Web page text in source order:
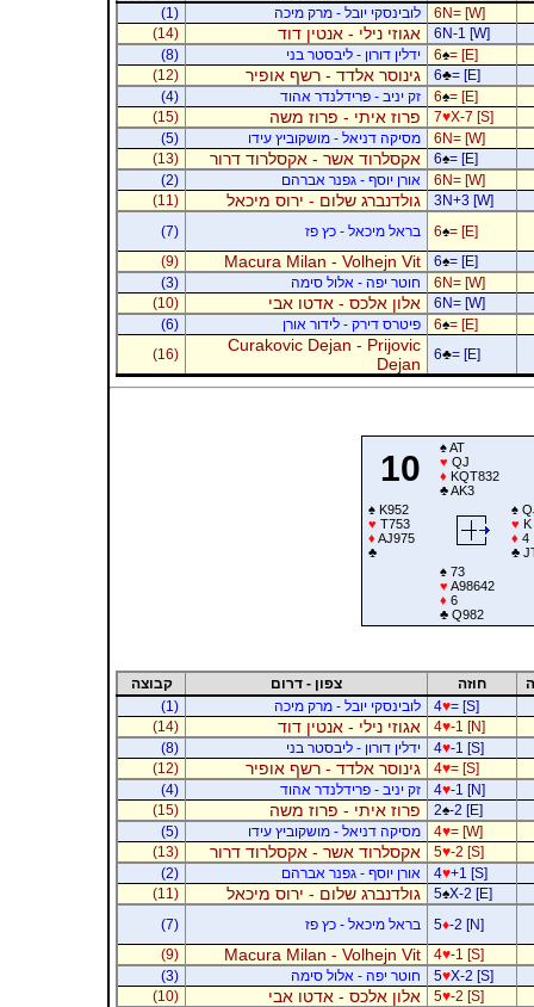
6N= [W]
לובינסקי יובל - מרק מיכה
(1)
6N-1 [W]
אגוזי נילי - אנטין דוד
(14)
6♠= [E] ידלין דורון - ליבסטר בני
(8)
6♣= [E] גינוסר אלדד - רשף אופיר
(12)
6♠= [E] זק יניב - פרידלנדר אהוד
(4)
7♥X-7 [S] פרוז איתי - פרוז משה
(15)
6N= [W]
מסיקה דניאל - מושקוביץ עידו
(5)
6♠= [E] אקסלרוד אשר - אקסלרוד דרור
(13)
6N= [W]
אורן יוסף - גפנר אברהם
(2)
3N+3 [W]
גולדנברג שלום - ירוס מיכאל
(11)
6♠= [E] בראל מיכאל - כץ פז
(7)
6♠= [E]
Macura Milan - Volhejn Vit
(9)
6N= [W]
חוטר יפה - אלול סימה
(3)
6N= [W]
אלון אלכס - אדטו אבי
(10)
6♠= [E] פיטרס דירק - לידור אורן
(6)
6♣= [E]
Curakovic Dejan - Prijovic
Dejan
(16)
10
♠AT
♥ QJ
♦ KQT832
♣AK3
♠K952
♥ T753
♦ AJ975
♣
♠
♥ K
♦ 4
♣
♠73
♥ A98642
♦ 6
♣Q982
חוזה צפון - דרום
קבוצה
4♥= [S] לובינסקי יובל - מרק מיכה
(1)
4♥-1 [N] אגוזי נילי - אנטין דוד
(14)
4♥-1 [S] ידלין דורון - ליבסטר בני
(8)
4♥= [S] גינוסר אלדד - רשף אופיר
(12)
4♥-1 [N] זק יניב - פרידלנדר אהוד
(4)
2♠-2 [E] פרוז איתי - פרוז משה
(15)
4♥= [W] מסיקה דניאל - מושקוביץ עידו
(5)
5♥-2 [S] אקסלרוד אשר - אקסלרוד דרור
(13)
4♥+1 [S] אורן יוסף - גפנר אברהם
(2)
5♠X-2 [E] גולדנברג שלום - ירוס מיכאל
(11)
5♦-2 [N] בראל מיכאל - כץ פז
(7)
4♥-1 [S]
Macura Milan - Volhejn Vit
(9)
5♥X-2 [S] חוטר יפה - אלול סימה
(3)
5♥-2 [S] אלון אלכס - אדטו אבי
(10)